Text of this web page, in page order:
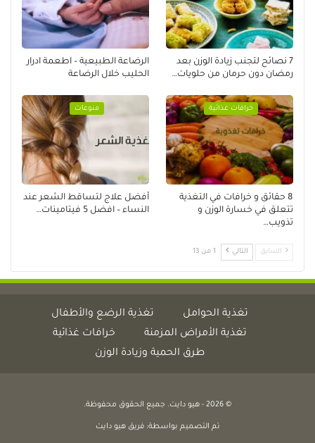
7 نصائح لتجنب زيادة الوزن بعد
رمضان دون حرمان من حلويات…
الرضاعة الطبيعية – اطعمة ادرار
الحليب خلال الرضاعة
خرافات غذائية
8 حقائق و خرافات في التغذية
تتعلق في خسارة الوزن و
تذويب…
منوعات
أفضل علاج لتساقط الشعر عند
النساء – افضل 5 فيتامينات…
السابق التالي 1 من 13
تغذية الحوامل
تغذية الرضع والأطفال
تغذية الأمراض المزمنة
خرافات غذائية
طرق الحمية وزيادة الوزن
© 2026 - هيو دايت. جميع الحقوق محفوظة.
تم التصميم بواسطة:فريق هيو دايت